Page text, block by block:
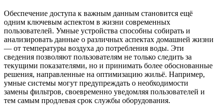
Обеспечение доступа к важным данным становится ещё
одним ключевым аспектом в жизни современных
пользователей. Умные устройства способны собирать и
анализировать данные о различных аспектах домашней жизни
— от температуры воздуха до потребления воды. Эти
сведения позволяют пользователям не только следить за
текущими показателями, но и принимать более обоснованные
решения, направленные на оптимизацию жильё. Например,
умные системы могут предупреждать о необходимости
замены фильтров, своевременно уведомляя пользователей и
тем самым продлевая срок службы оборудования.